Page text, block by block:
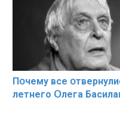
Пօчему всe
лeтнего Օлега